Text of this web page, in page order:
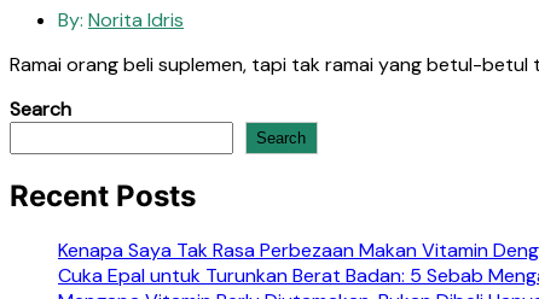
By: Norita Idris
Ramai orang beli suplemen, tapi tak ramai yang betul-
Search
Search
Recent Posts
Kenapa Saya Tak Rasa Perbezaan Makan Vitamin
Cuka Epal untuk Turunkan Berat Badan: 5 Sebab